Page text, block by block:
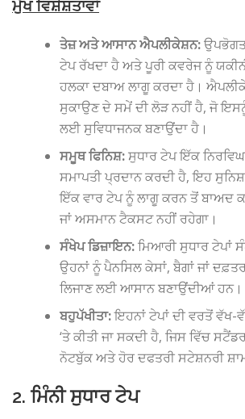
ਮੁੱਖ ਵਿਸ਼ੇਸ਼ਤਾਵਾਂ
ਤੇਜ਼ ਅਤੇ ਆਸਾਨ ਐਪਲੀਕੇਸ਼ਨ:
ਟੇਪ ਰੱਖਦਾ ਹੈ ਅਤੇ ਪੂਰੀ ਕਵਰੇਜ ਨੂੰ
ਹਲਕਾ ਦਬਾਅ ਲਾਗੂ ਕਰਦਾ ਹੈ।
ਸੁਕਾਉਣ ਦੇ ਸਮੇਂ ਦੀ ਲੋੜ ਨਹੀਂ ਹੈ, ਜੋ
ਲਈ ਸੁਵਿਧਾਜਨਕ ਬਣਾਉਂਦਾ ਹੈ।
ਸਮੂਥ ਫਿਨਿਸ਼:ਸੁਧਾਰ ਟੇਪ ਇੱਕ
ਸਮਾਪਤੀ ਪ੍ਰਦਾਨ ਕਰਦੀ ਹੈ, ਇਹ
ਇੱਕ ਵਾਰ ਟੇਪ ਨੂੰ ਲਾਗੂ ਕਰਨ ਤੋਂ ਬਾਅਦ
ਜਾਂ ਅਸਮਾਨ ਟੈਕਸਟ ਨਹੀਂ ਰਹੇਗਾ।
ਸੰਖੇਪ ਡਿਜ਼ਾਇਨ:ਮਿਆਰੀ ਸੁਧਾਰ ਟੇਪਾਂ
ਉਹਨਾਂ ਨੂੰ ਪੈਨਸਿਲ ਕੇਸਾਂ, ਬੈਗਾਂ ਜਾਂ
ਲਿਜਾਣ ਲਈ ਆਸਾਨ ਬਣਾਉਂਦੀਆਂ ਹਨ।
ਬਹੁਪੱਖੀਤਾ:ਇਹਨਾਂ ਟੇਪਾਂ ਦੀ ਵਰਤੋਂ ਵੱਖ-
‘ਤੇ ਕੀਤੀ ਜਾ ਸਕਦੀ ਹੈ, ਜਿਸ ਵਿੱਚ
ਨੋਟਬੁੱਕ ਅਤੇ ਹੋਰ ਦਫਤਰੀ ਸਟੇਸ਼ਨਰੀ
2. ਮਿੰਨੀ ਸੁਧਾਰ ਟੇਪ